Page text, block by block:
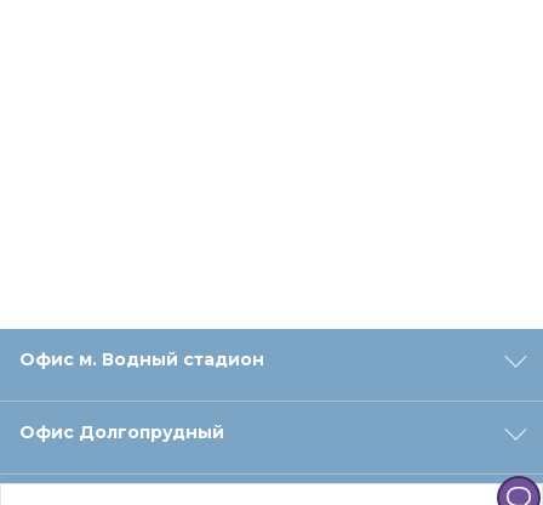
Офис м. Водный стадион
Офис Долгопрудный